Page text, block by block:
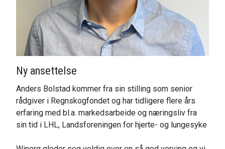
Ny ansettelse
Anders Bolstad kommer fra sin stilling som senior
rådgiver i Regnskogfondet og har tidligere flere års
erfaring med bl.a. markedsarbeide og næringsliv fra
sin tid i LHL, Landsforeningen for hjerte- og lungesyke